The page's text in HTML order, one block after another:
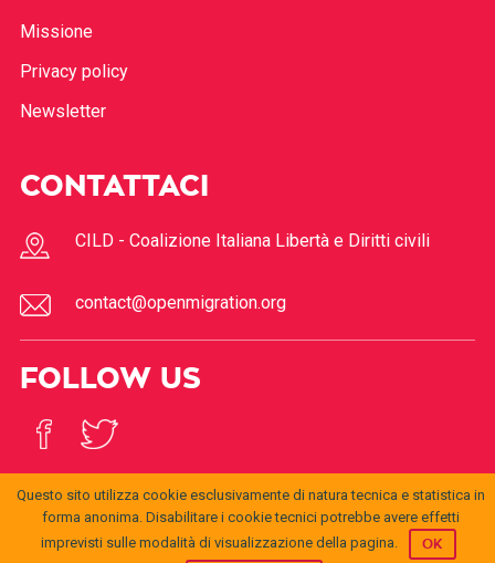
Missione
Privacy policy
Newsletter
CONTATTACI
CILD - Coalizione Italiana Libertà e Diritti civili
contact@openmigration.org
FOLLOW US
is licensed under aCreative © 2017 Open
Questo sito utilizza cookie esclusivamente di natura tecnica e statistica in
forma anonima. Disabilitare i cookie tecnici potrebbe avere effetti
imprevisti sulle modalità di visualizzazione della pagina.
OK